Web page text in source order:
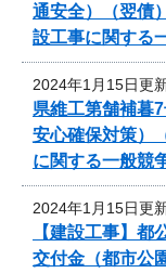
通安全）（翌
設工事に関する
2024年1月15日更
県維工第舗補暮
安心確保対策）
に関する一般競
2024年1月15日更
【建設工事】
交付金（都市公